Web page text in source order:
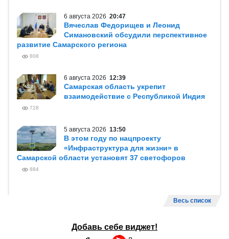
6 августа 2026 20:47
Вячеслав Федорищев и Леонид
Симановский обсудили перспективное
развитие Самарского региона
808
6 августа 2026 12:39
Самарская область укрепит
взаимодействие с Республикой Индия
728
5 августа 2026 13:50
В этом году по нацпроекту
«Инфраструктура для жизни» в
Самарской области установят 37 светофоров
884
Весь список
Добавь себе виджет!